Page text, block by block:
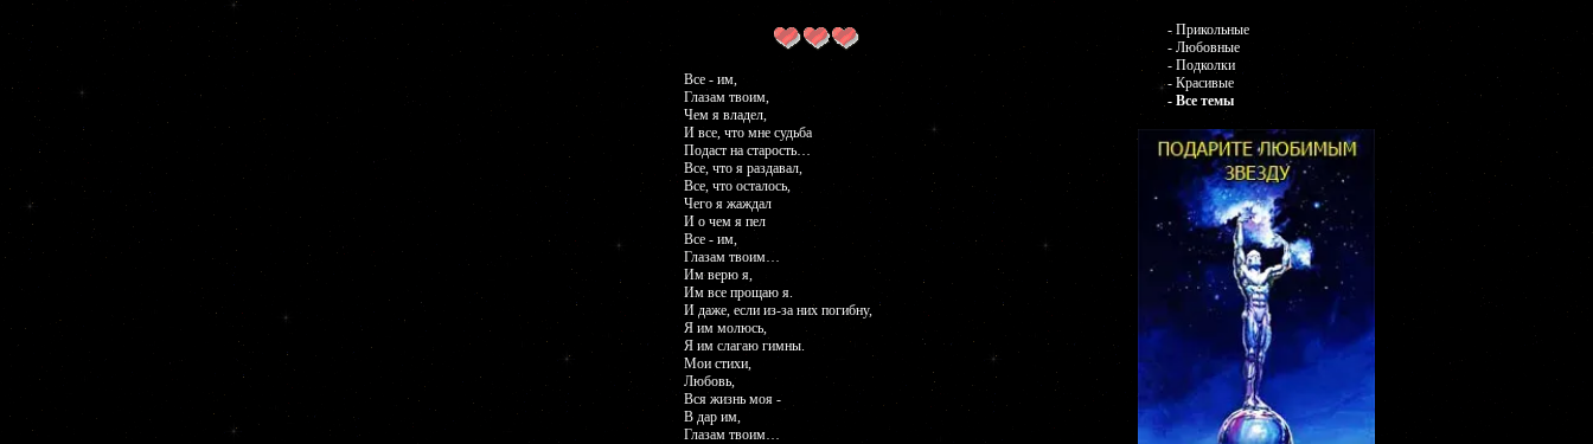
Все - им,
Глазам твоим,
Чем я владел,
И все, что мне судьба
Подаст на старость…
Все, что я раздавал,
Все, что осталось,
Чего я жаждал
И о чем я пел
Все - им,
Глазам твоим…
Им верю я,
Им все прощаю я.
И даже, если из-за них погибну,
Я им молюсь,
Я им слагаю гимны.
Мои стихи,
Любовь,
Вся жизнь моя -
В дар им,
Глазам твоим…
- Прикольные
- Любовные
- Подколки
- Красивые
- Все темы